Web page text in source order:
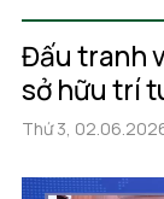
Đấu tranh
sở hữu trí
Thứ 3,